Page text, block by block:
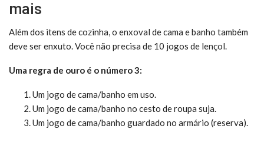
mais
Além dos itens de cozinha, o enxoval de cama e banho também
deve ser enxuto. Você não precisa de 10 jogos de lençol.
Uma regra de ouro é o número 3:
Um jogo de cama/banho em uso.
Um jogo de cama/banho no cesto de roupa suja.
Um jogo de cama/banho guardado no armário (reserva).